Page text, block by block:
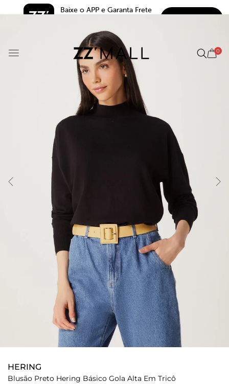
Baixe o APP e Garanta Frete
0
HERING
Blusão Preto Hering Básico Gola Alta Em Tricô